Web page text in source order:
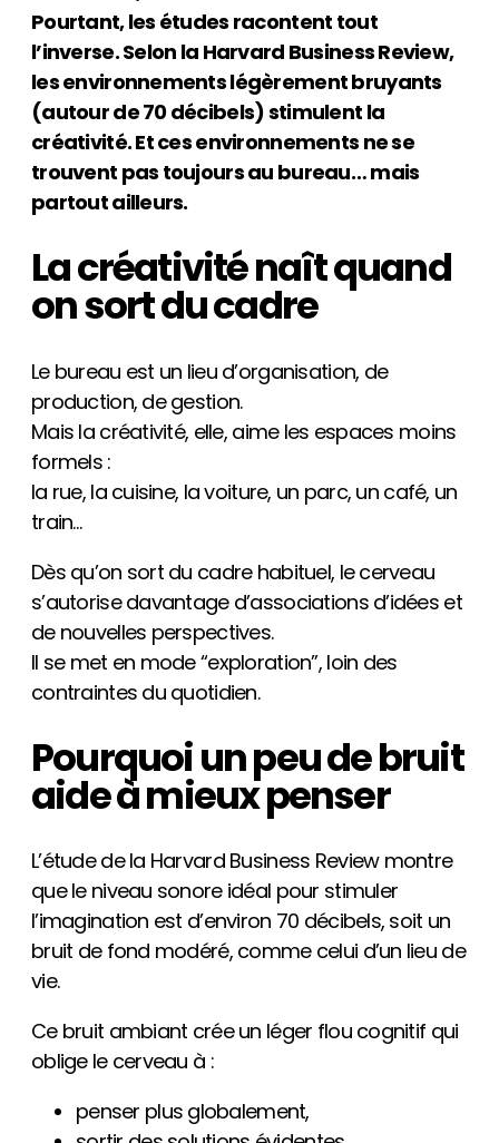
Pourtant, les études racontent tout
l’inverse. Selon la Harvard Business Review,
les environnements légèrement bruyants
(autour de 70 décibels) stimulent la
créativité. Et ces environnements ne se
trouvent pas toujours au bureau… mais
partout ailleurs.
La créativité naît quand
on sort du cadre
Le bureau est un lieu d’organisation, de
production, de gestion.
Mais la créativité, elle, aime les espaces moins
formels :
la rue, la cuisine, la voiture, un parc, un café, un
train…
Dès qu’on sort du cadre habituel, le cerveau
s’autorise davantage d’associations d’idées et
de nouvelles perspectives.
Il se met en mode “exploration”, loin des
contraintes du quotidien.
Pourquoi un peu de bruit
aide à mieux penser
L’étude de la Harvard Business Review montre
que le niveau sonore idéal pour stimuler
l’imagination est d’environ 70 décibels, soit un
bruit de fond modéré, comme celui d’un lieu de
vie.
Ce bruit ambiant crée un léger flou cognitif qui
oblige le cerveau à :
penser plus globalement,